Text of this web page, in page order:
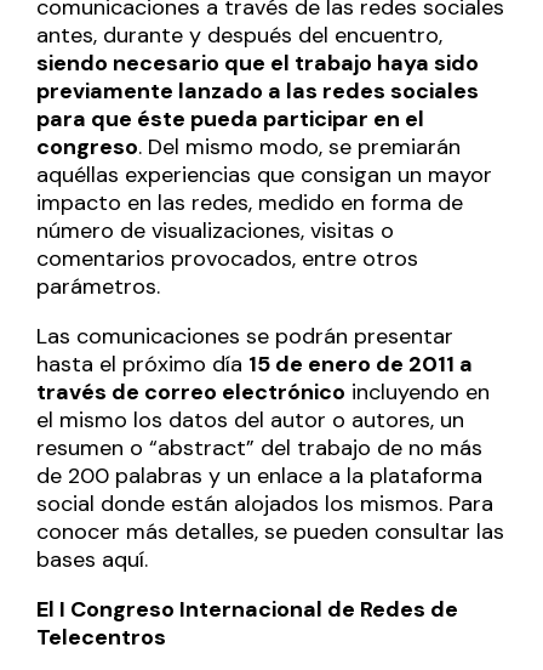
comunicaciones a través de las redes sociales
antes, durante y después del encuentro,
siendo necesario que el trabajo haya sido
previamente lanzado a las redes sociales
para que éste pueda participar en el
congreso. Del mismo modo, se premiarán
aquéllas experiencias que consigan un mayor
impacto en las redes, medido en forma de
número de visualizaciones, visitas o
comentarios provocados, entre otros
parámetros.
Las comunicaciones se podrán presentar
hasta el próximo día 15 de enero de 2011 a
través de correo electrónico incluyendo en
el mismo los datos del autor o autores, un
resumen o “abstract” del trabajo de no más
de 200 palabras y un enlace a la plataforma
social donde están alojados los mismos. Para
conocer más detalles, se pueden consultar las
bases aquí.
El I Congreso Internacional de Redes de
Telecentros